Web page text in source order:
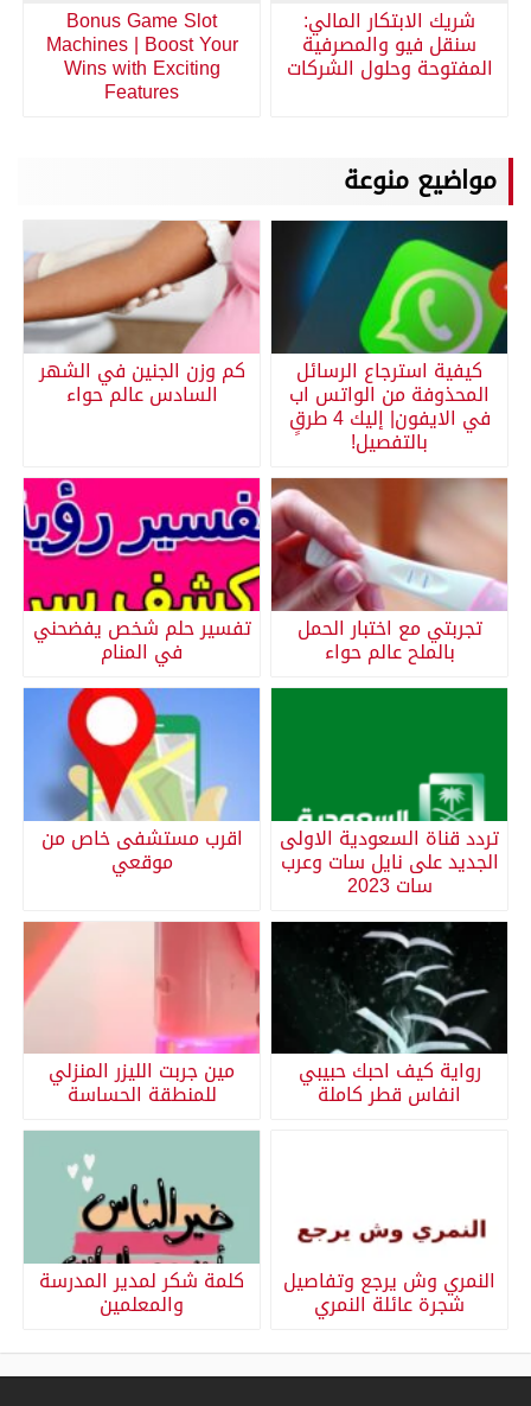
شريك الابتكار المالي:
سنقل فيو والمصرفية
المفتوحة وحلول الشركات
Bonus Game Slot
Machines | Boost Your
Wins with Exciting
Features
مواضيع منوعة
كيفية استرجاع الرسائل
المحذوفة من الواتس اب
في الايفون| إليك 4 طرقٍ
بالتفصيل!
كم وزن الجنين في الشهر
السادس عالم حواء
تجربتي مع اختبار الحمل
بالملح عالم حواء
تفسير حلم شخص يفضحني
في المنام
تردد قناة السعودية الاولى
الجديد على نايل سات وعرب
سات 2023
اقرب مستشفى خاص من
موقعي
رواية كيف احبك حبيبي
انفاس قطر كاملة
مين جربت الليزر المنزلي
للمنطقة الحساسة
النمري وش يرجع وتفاصيل
شجرة عائلة النمري
كلمة شكر لمدير المدرسة
والمعلمين